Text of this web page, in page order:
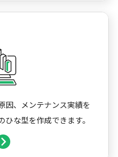
因、メンテナンス実績を
な型を作成できます。